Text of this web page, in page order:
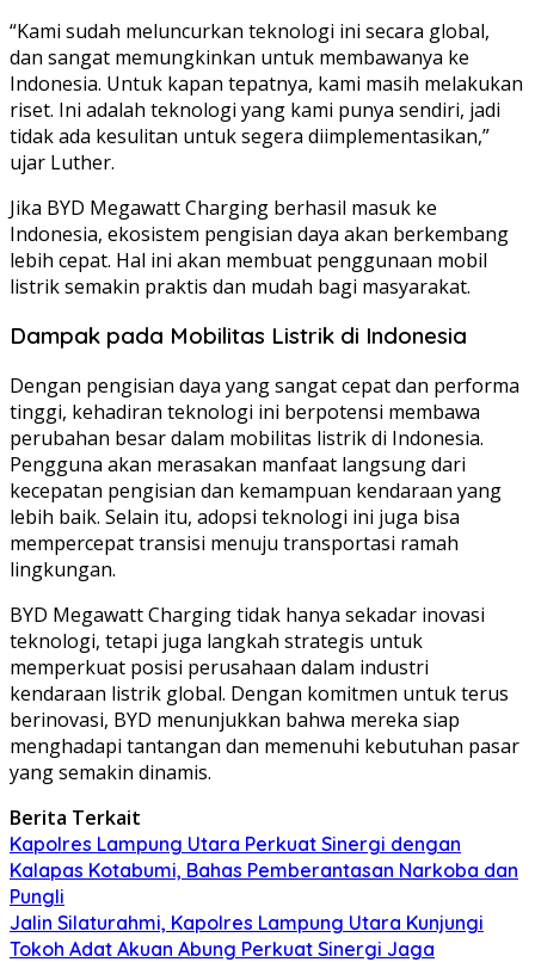
“Kami sudah meluncurkan teknologi ini secara global,
dan sangat memungkinkan untuk membawanya ke
Indonesia. Untuk kapan tepatnya, kami masih melakukan
riset. Ini adalah teknologi yang kami punya sendiri, jadi
tidak ada kesulitan untuk segera diimplementasikan,”
ujar Luther.
Jika BYD Megawatt Charging berhasil masuk ke
Indonesia, ekosistem pengisian daya akan berkembang
lebih cepat. Hal ini akan membuat penggunaan mobil
listrik semakin praktis dan mudah bagi masyarakat.
Dampak pada Mobilitas Listrik di Indonesia
Dengan pengisian daya yang sangat cepat dan performa
tinggi, kehadiran teknologi ini berpotensi membawa
perubahan besar dalam mobilitas listrik di Indonesia.
Pengguna akan merasakan manfaat langsung dari
kecepatan pengisian dan kemampuan kendaraan yang
lebih baik. Selain itu, adopsi teknologi ini juga bisa
mempercepat transisi menuju transportasi ramah
lingkungan.
BYD Megawatt Charging tidak hanya sekadar inovasi
teknologi, tetapi juga langkah strategis untuk
memperkuat posisi perusahaan dalam industri
kendaraan listrik global. Dengan komitmen untuk terus
berinovasi, BYD menunjukkan bahwa mereka siap
menghadapi tantangan dan memenuhi kebutuhan pasar
yang semakin dinamis.
Berita Terkait
Kapolres Lampung Utara Perkuat Sinergi dengan
Kalapas Kotabumi, Bahas Pemberantasan Narkoba dan
Pungli
Jalin Silaturahmi, Kapolres Lampung Utara Kunjungi
Tokoh Adat Akuan Abung Perkuat Sinergi Jaga